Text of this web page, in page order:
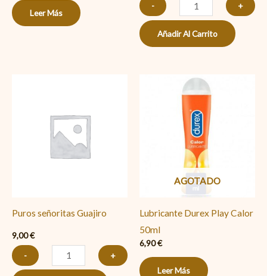
Leer Más
-
+
Añadir Al Carrito
Puros señoritas Guajiro
9,00€
-
Guajiro
cantidad
+
AGOTADO
Lubricante Durex Play Calor
50ml
6,90€
Leer Más